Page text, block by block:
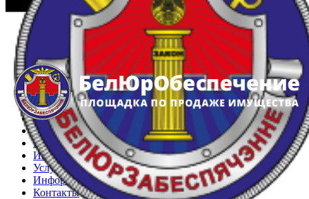
Главная
Арестованное имущество
Реестр несостоявшихся торгов
Реестр переоценок
Частное имущество
Государственное имущество
Интернет-магазин
Интернет-витрина
Услуги
Информация
Контакты